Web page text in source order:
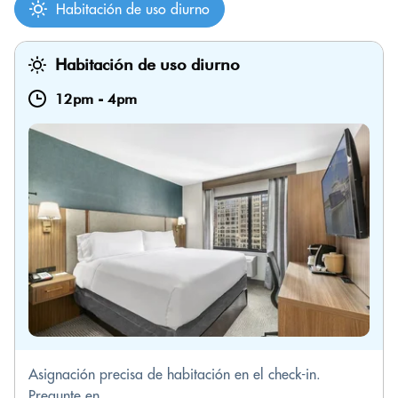
Habitación de uso diurno
Habitación de uso diurno
12pm - 4pm
Asignación precisa de habitación en el check-in.